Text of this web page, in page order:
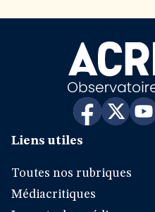
Liens utiles
Toutes nos rubriques
Médiacritiques